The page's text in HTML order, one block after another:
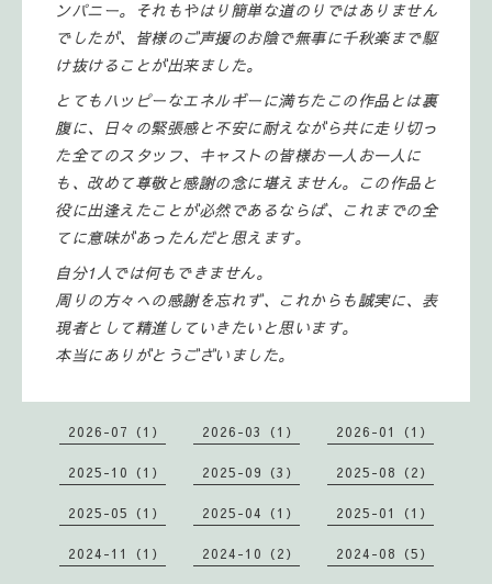
ンパニー。それもやはり簡単な道のりではありません
でしたが、皆様のご声援のお陰で無事に千秋楽まで駆
け抜けることが出来ました。
とてもハッピーなエネルギーに満ちたこの作品とは裏
腹に、日々の緊張感と不安に耐えながら共に走り切っ
た全てのスタッフ、キャストの皆様お一人お一人に
も、改めて尊敬と感謝の念に堪えません。この作品と
役に出逢えたことが必然であるならば、これまでの全
てに意味があったんだと思えます。
自分1人では何もできません。
周りの方々への感謝を忘れず、これからも誠実に、表
現者として精進していきたいと思います。
本当にありがとうございました。
2026-07（1） 2026-03（1） 2026-01（1）
2025-10（1） 2025-09（3） 2025-08（2）
2025-05（1） 2025-04（1） 2025-01（1）
2024-11（1） 2024-10（2） 2024-08（5）